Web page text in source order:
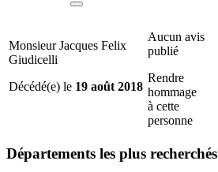
Monsieur Jacques Felix
Giudicelli
Décédé(e) le 19 août 2018
Aucun avis
publié
Rendre
hommage
à cette
personne
Départements les plus recherchés